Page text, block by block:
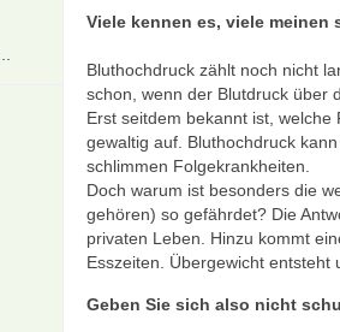
Viele kennen es, viele
Bluthochdruck zählt noch nicht
schon, wenn der Blutdruck über
Erst seitdem bekannt ist,
gewaltig auf. Bluthochdruck
schlimmen Folgekrankheiten.
Doch warum ist besonders die
gehören) so gefährdet? Die
privaten Leben. Hinzu kommt
Esszeiten. Übergewicht entsteht
Geben Sie sich also nicht